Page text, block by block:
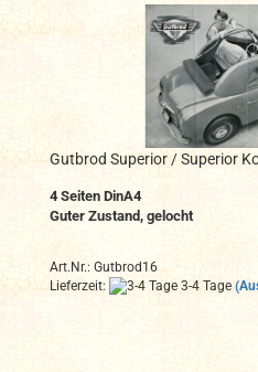
Gutbrod Superior / Superior
4 Seiten DinA4
Guter Zustand, gelocht
Art.Nr.: Gutbrod16
Lieferzeit:
3-4 Tage